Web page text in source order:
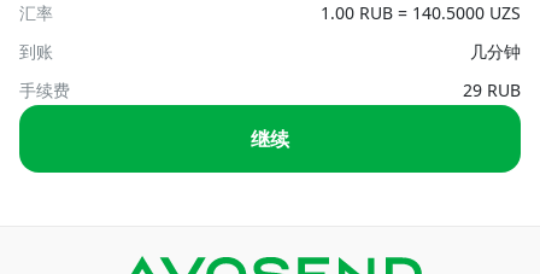
USD
USD, RUB
To card
UZS, USD
By phone number
继续
汇率
1.00 RUB = 140.5000 UZS
到账
几分钟
手续费
29 RUB